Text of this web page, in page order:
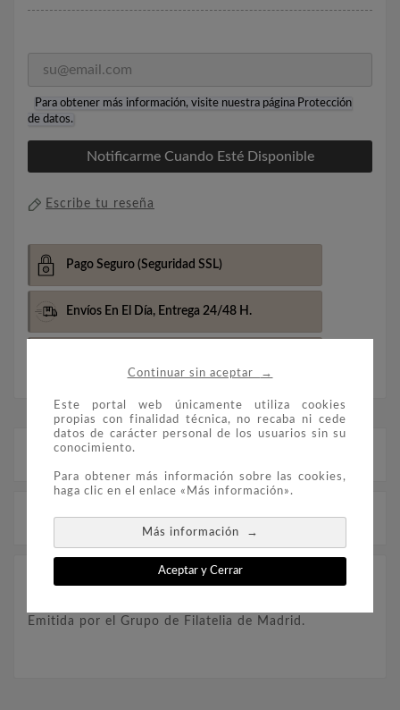
Continuar sin aceptar →
Este portal web únicamente utiliza cookies
propias con finalidad técnica, no recaba ni cede
datos de carácter personal de los usuarios sin su
conocimiento.
Para obtener más información sobre las cookies,
haga clic en el enlace «Más información».
Más información →
Aceptar y Cerrar
Para obtener más información, visite nuestra página Protección
de datos.
Notificarme Cuando Esté Disponible
Escribe tu reseña
Pago Seguro (Seguridad SSL)
Envíos En El Día, Entrega 24/48 H.
Detalles del producto
Hoja conmemorativa de la Convención Filatélica
Emitida por el Grupo de Filatelia de Madrid.